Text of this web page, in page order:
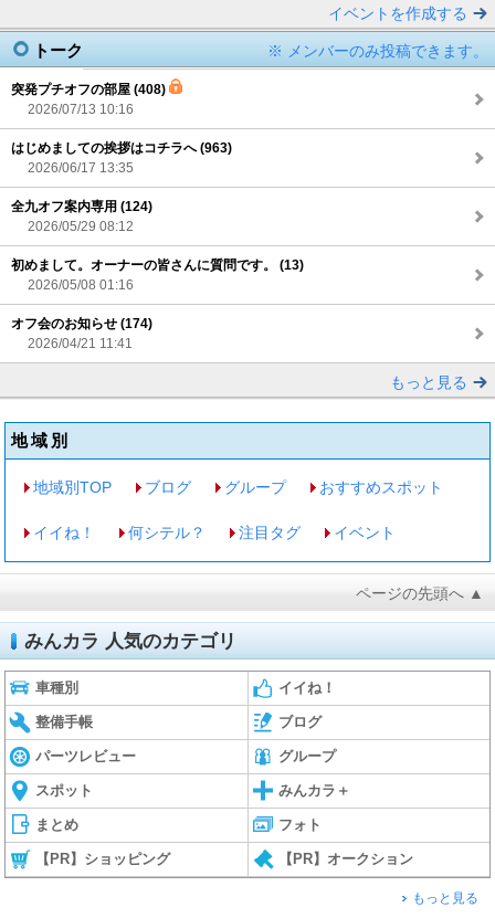
イベントを作成する
※ メンバーのみ投稿できます。
トーク
突発プチオフの部屋 (408)
2026/07/13 10:16
はじめましての挨拶はコチラへ (963)
2026/06/17 13:35
全九オフ案内専用 (124)
2026/05/29 08:12
初めまして。オーナーの皆さんに質問です。 (13)
2026/05/08 01:16
オフ会のお知らせ (174)
2026/04/21 11:41
もっと見る
地域別
地域別TOP ブログ グループ おすすめスポット
イイね！ 何シテル？ 注目タグ イベント
ページの先頭へ ▲
みんカラ 人気のカテゴリ
車種別 イイね！
整備手帳 ブログ
パーツレビュー グループ
スポット みんカラ＋
まとめ フォト
【PR】ショッピング 【PR】オークション
もっと見る